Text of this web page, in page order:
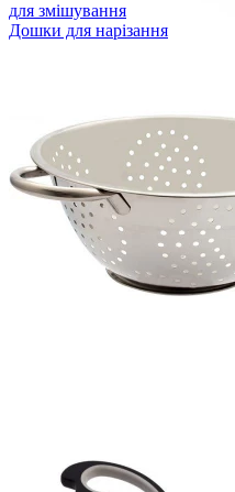
для змішування
Дошки для нарізання